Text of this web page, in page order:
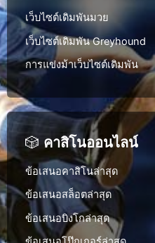
เว็บไซต์เดิมพันมวย
เว็บไซต์เดิมพัน Greyhound
การแข่งม้าเว็บไซต์เดิมพัน
🎲คาสิโนออนไลน์
ข้อเสนอคาสิโนล่าสุด
ข้อเสนอสล็อตล่าสุด
ข้อเสนอบิงโกล่าสุด